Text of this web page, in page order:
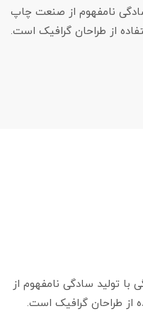
نامفهوم از صنعت چاپ
از طراحان گرافیک است.
با تولید سادگی نامفهوم از
از طراحان گرافیک است.